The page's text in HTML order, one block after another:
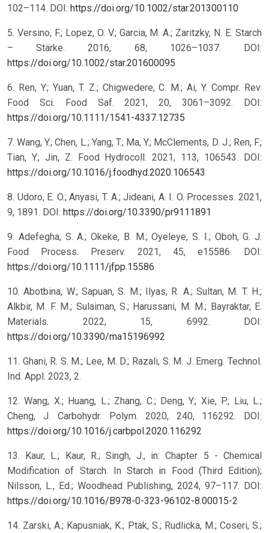
102–114. DOI: https://doi.org/10.1002/star.201300110
5. Versino, F.; Lopez, O. V.; Garcia, M. A.; Zaritzky, N. E. Starch
– Stärke. 2016, 68, 1026–1037. DOI:
https://doi.org/10.1002/star.201600095
6. Ren, Y.; Yuan, T. Z.; Chigwedere, C. M.; Ai, Y. Compr. Rev.
Food Sci. Food Saf. 2021, 20, 3061–3092. DOI:
https://doi.org/10.1111/1541-4337.12735
7. Wang, Y.; Chen, L.; Yang, T.; Ma, Y.; McClements, D. J.; Ren, F.;
Tian, Y.; Jin, Z. Food Hydrocoll. 2021, 113, 106543. DOI:
https://doi.org/10.1016/j.foodhyd.2020.106543
8. Udoro, E. O.; Anyasi, T. A.; Jideani, A. I. O. Processes. 2021,
9, 1891. DOI: https://doi.org/10.3390/pr9111891
9. Adefegha, S. A.; Okeke, B. M.; Oyeleye, S. I.; Oboh, G. J.
Food Process. Preserv. 2021, 45, e15586. DOI:
https://doi.org/10.1111/jfpp.15586
10. Abotbina, W.; Sapuan, S. M.; Ilyas, R. A.; Sultan, M. T. H.;
Alkbir, M. F. M.; Sulaiman, S.; Harussani, M. M.; Bayraktar, E.
Materials. 2022, 15, 6992. DOI:
https://doi.org/10.3390/ma15196992
11. Ghani, R. S. M.; Lee, M. D.; Razali, S. M. J. Emerg. Technol.
Ind. Appl. 2023, 2.
12. Wang, X.; Huang, L.; Zhang, C.; Deng, Y.; Xie, P.; Liu, L.;
Cheng, J. Carbohydr. Polym. 2020, 240, 116292. DOI:
https://doi.org/10.1016/j.carbpol.2020.116292
13. Kaur, L.; Kaur, R.; Singh, J., in: Chapter 5 - Chemical
Modification of Starch. In Starch in Food (Third Edition);
Nilsson, L., Ed.; Woodhead Publishing, 2024, 97–117. DOI:
https://doi.org/10.1016/B978-0-323-96102-8.00015-2
14. Zarski, A.; Kapusniak, K.; Ptak, S.; Rudlicka, M.; Coseri, S.;